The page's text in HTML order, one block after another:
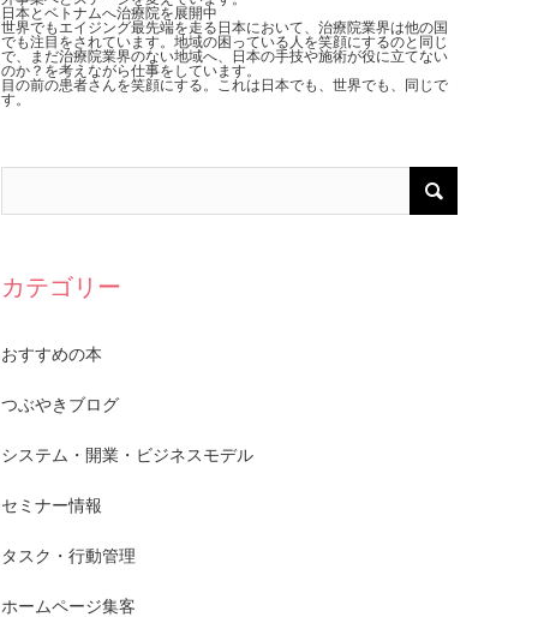
日本とベトナムへ治療院を展開中
世界でもエイジング最先端を走る日本において、治療院業界は他の国
でも注目をされています。地域の困っている人を笑顔にするのと同じ
で、まだ治療院業界のない地域へ、日本の手技や施術が役に立てない
のか？を考えながら仕事をしています。
目の前の患者さんを笑顔にする。これは日本でも、世界でも、同じで
す。
カテゴリー
おすすめの本
つぶやきブログ
システム・開業・ビジネスモデル
セミナー情報
タスク・行動管理
ホームページ集客